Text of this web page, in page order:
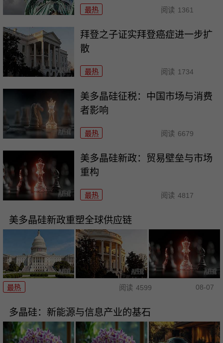
最热 阅读 1361
拜登之子证实拜登癌症进一步扩
散
最热 阅读 1734
美多晶硅征税：中国市场与消费
者影响
最热 阅读 6679
美多晶硅新政：贸易壁垒与市场
重构
最热 阅读 4817
美多晶硅新政重塑全球供应链
最热 阅读 4599 08-07
多晶硅：新能源与信息产业的基石